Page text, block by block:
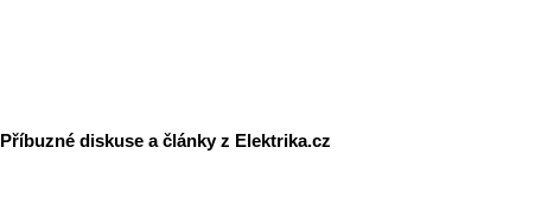
Příbuzné diskuse a články z Elektrika.cz